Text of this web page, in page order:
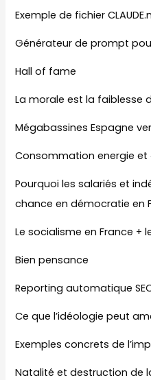
Exemple de fichier
Générateur de prompt
Hall of fame
La morale est la faiblesse
Mégabassines Espagne
Consommation energie
Pourquoi les salariés et
chance en démocratie en
Le socialisme en France +
Bien pensance
Reporting automatique
Ce que l’idéologie peut
Exemples concrets de
Natalité et destruction de